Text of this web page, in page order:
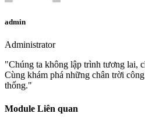
admin
Administrator
"Chúng ta không lập trình tương lai,
Cùng khám phá những chân trời
thống."
Module Liên quan